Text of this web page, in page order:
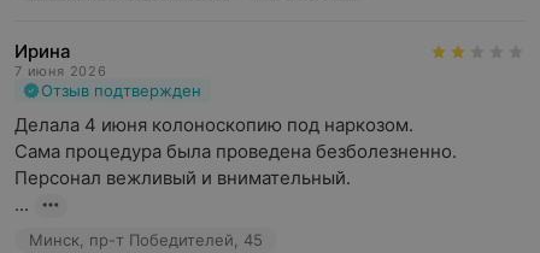
Ирина
7 июня 2026
Отзыв подтвержден
Делала 4 июня колоноскопию под наркозом.
Сама процедура была проведена безболезненно.
Персонал вежливый и внимательный.
...
Минск, пр-т Победителей, 45